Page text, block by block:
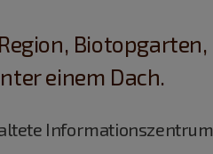
Biotopgarten,
einem Dach.
Informationszentrum